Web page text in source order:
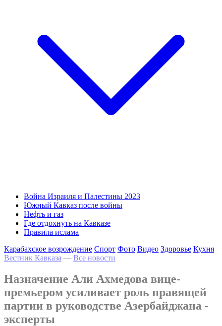
Война Израиля и Палестины 2023
Южный Кавказ после войны
Нефть и газ
Где отдохнуть на Кавказе
Правила ислама
Карабахское возрождение Спорт Фото Видео Здоровье Кухня
Вестник Кавказа — Все новости
Назначение Али Ахмедова вице-
премьером усиливает роль правящей
партии в руководстве Азербайджана -
эксперты